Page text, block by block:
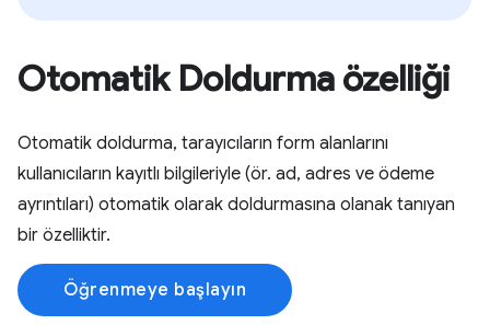
Otomatik Doldurma özelliği
Otomatik doldurma, tarayıcıların form alanlarını
kullanıcıların kayıtlı bilgileriyle (ör. ad, adres ve ödeme
ayrıntıları) otomatik olarak doldurmasına olanak tanıyan
bir özelliktir.
Öğrenmeye başlayın